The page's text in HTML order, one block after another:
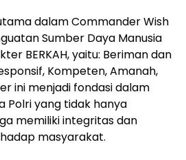
dalam Commander Wish
Sumber Daya Manusia
BERKAH, yaitu: Beriman dan
Kompeten, Amanah,
ini menjadi fondasi dalam
Polri yang tidak hanya
memiliki integritas dan
masyarakat.